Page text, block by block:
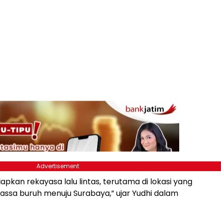
Advertisement
rekayasa lalu lintas, terutama di lokasi yang
buruh menuju Surabaya,” ujar Yudhi dalam